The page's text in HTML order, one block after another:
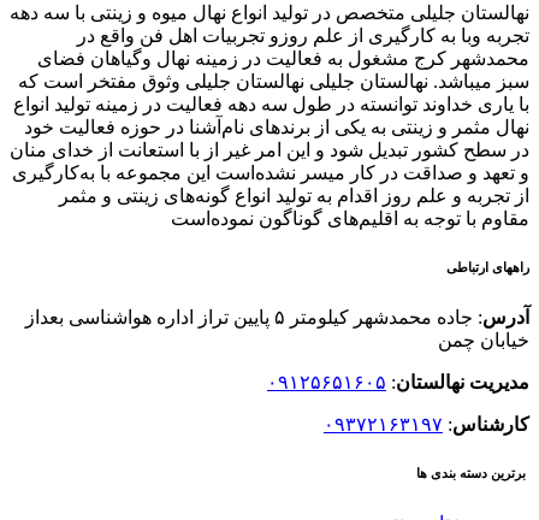
نهالستان جلیلی متخصص در تولید انواع نهال میوه و زینتی با سه دهه
تجربه وبا به کارگیری از علم روزو تجربیات اهل فن واقع در
محمدشهر کرج مشغول به فعالیت در زمینه نهال وگیاهان فضای
سبز میباشد. نهالستان جلیلی نهالستان جلیلی وثوق مفتخر است که
با یاری خداوند توانسته در طول سه دهه فعالیت در زمینه تولید انواع
نهال مثمر و زینتی به یکی از برندهای نام‌آشنا در حوزه فعالیت خود
در سطح کشور تبدیل شود و این امر غیر از با استعانت از خدای منان
و تعهد و صداقت در کار میسر نشده‌است این مجموعه با به‌کارگیری
از تجربه و علم روز اقدام به تولید انواع گونه‌های زینتی و مثمر
مقاوم با توجه به اقلیم‌های گوناگون نموده‌است
راههای ارتباطی
آدرس
: جاده محمدشهر کیلومتر ۵ پایین تراز اداره هواشناسی بعداز
خیابان چمن
مدیریت نهالستان: ۰۹۱۲۵۶۵۱۶۰۵
کارشناس: ۰۹۳۷۲۱۶۳۱۹۷
برترین دسته بندی ها